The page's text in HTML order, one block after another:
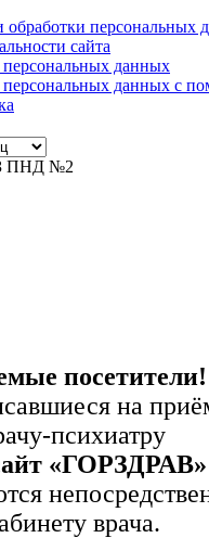
персональных
сайта
персональных данных
персональных данных с
ПНД №2
посетители!
на
психиатру
«ГОРЗДРАВ»
врача.